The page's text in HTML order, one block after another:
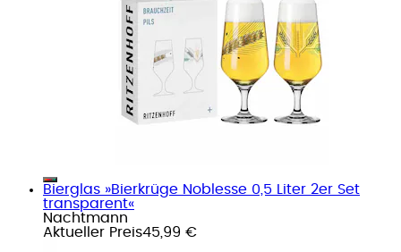
Bierglas »Bierkrüge Noblesse 0,5 Liter 2er Set
transparent«
Nachtmann
Aktueller Preis45,99 €